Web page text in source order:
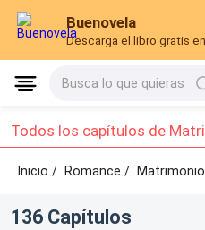
Buenovela
Descarga el libro gratis
Busca lo que quieras
Inicio / Romance/
136 Capítulos